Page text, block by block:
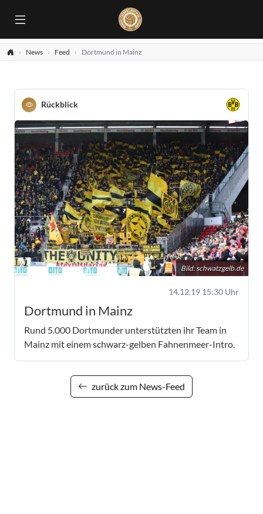
News Feed Dortmund in Mainz
Rückblick
Bild:schwatzgelb.de
14.12.19 15:30 Uhr
Dortmund in Mainz
Rund 5.000 Dortmunder unterstützten ihr Team in
Mainz mit einem schwarz-gelben Fahnenmeer-Intro.
zurück zum News-Feed